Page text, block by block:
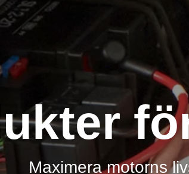
Maximera motorns